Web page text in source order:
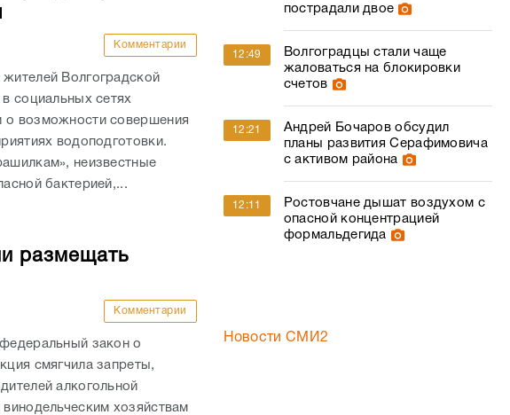
Комментарии
Волгоградской
социальных сетях
о возможности совершения
водоподготовки.
неизвестные
бактерией,...
размещать
Комментарии
закон о
смягчила запреты,
алкогольной
хозяйствам
пострадали двое
12:49
Волгоградцы стали чаще
жаловаться на блокировки
счетов
12:21
Андрей Бочаров обсудил
планы развития Серафимовича
с активом района
12:11
Ростовчане дышат воздухом с
опасной концентрацией
формальдегида
Новости СМИ2